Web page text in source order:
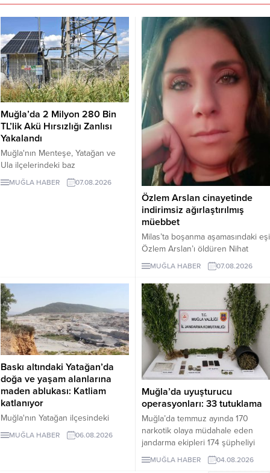
Muğla’da 2 Milyon 280 Bin
TL’lik Akü Hırsızlığı Zanlısı
Yakalandı
Muğla'nın Menteşe, Yatağan ve
Ula ilçelerindeki baz
istasyonlarından değişik tarihlerde
toplam 76 adet akü çalan şüpheli
cezaevine...
MUĞLA HABER 07.08.2026
Özlem Arslan cinayetinde
indirimsiz ağırlaştırılmış
müebbet
Milas’ta boşanma aşamasındaki eşi
Özlem Arslan’ı öldüren Nihat
Arslan, ilk duruşmada indirimsiz
ağırlaştırılmış müebbet hapis
cezasına çarptırıldı.
MUĞLA HABER 07.08.2026
Baskı altındaki Yatağan’da
doğa ve yaşam alanlarına
maden ablukası: Katliam
katlanıyor
Muğla'nın Yatağan ilçesindeki
mermer ocağının kapasitesinin üç
kat artırılması için hazırlanan ÇED
MUĞLA HABER 06.08.2026
Muğla’da uyuşturucu
operasyonları: 33 tutuklama
Muğla’da temmuz ayında 170
narkotik olaya müdahale eden
jandarma ekipleri 174 şüpheliyi
yakaladı. Şüphelilerden 33’ü
MUĞLA HABER 04.08.2026